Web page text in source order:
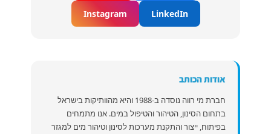
LinkedIn
Instagram
אודות הכותב
חברת מי רווה נוסדה ב-1988 והיא מהוותיקות בישראל
בתחום הסינון, הטיהור והטיפול במים. אנו מתמחים
בפיתוח, ייצור והתקנת מערכות לסינון וטיהור מים למגזר